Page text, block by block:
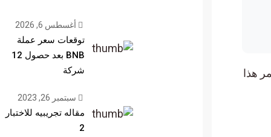
أغسطس 6, 2026
توقعات سعر عملة
BNB بعد حصول 12
شركة
سبتمبر 26, 2023
مقاله تجريبيه للاختبار